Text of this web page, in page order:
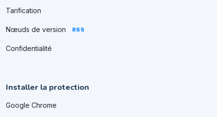
Tarification
Nœuds de version RSS
Confidentialité
Installer la protection
Google Chrome